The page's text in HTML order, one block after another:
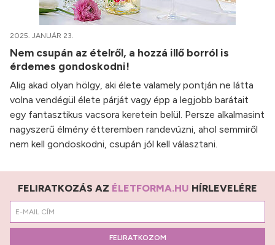
2025. JANUÁR 23.
Nem csupán az ételről, a hozzá illő borról is
érdemes gondoskodni!
Alig akad olyan hölgy, aki élete valamely pontján ne látta
volna vendégül élete párját vagy épp a legjobb barátait
egy fantasztikus vacsora keretein belül. Persze alkalmasint
nagyszerű élmény étteremben randevúzni, ahol semmiről
nem kell gondoskodni, csupán jól kell választani.
FELIRATKOZÁS AZ ÉLETFORMA.HU HÍRLEVELÉRE
FELIRATKOZOM